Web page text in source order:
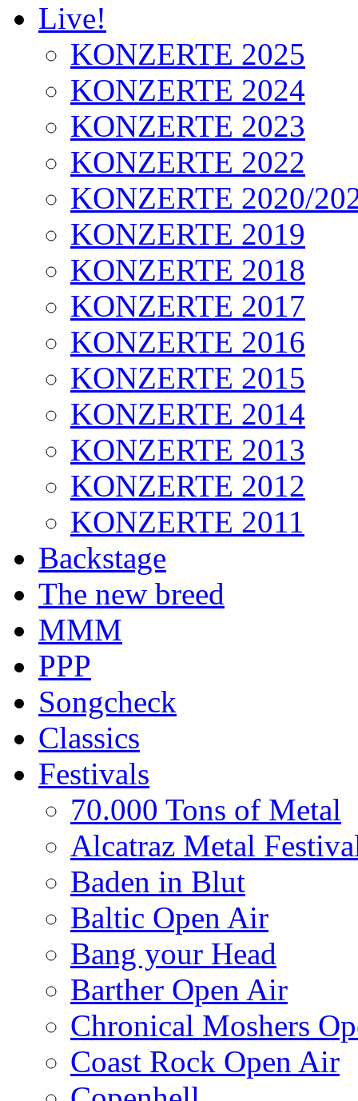
Live!
KONZERTE 2025
KONZERTE 2024
KONZERTE 2023
KONZERTE 2022
KONZERTE 2020/
KONZERTE 2019
KONZERTE 2018
KONZERTE 2017
KONZERTE 2016
KONZERTE 2015
KONZERTE 2014
KONZERTE 2013
KONZERTE 2012
KONZERTE 2011
Backstage
The new breed
MMM
PPP
Songcheck
Classics
Festivals
70.000 Tons of Metal
Alcatraz Metal
Baden in Blut
Baltic Open Air
Bang your Head
Barther Open Air
Chronical Moshers
Coast Rock Open Air